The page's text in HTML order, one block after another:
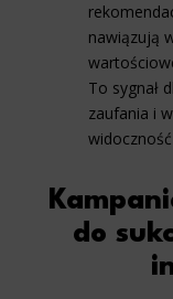
nawiązują
To sygnał
zaufania i
do